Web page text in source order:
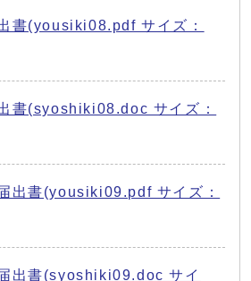
書(yousiki08.pdf サイズ：
書(syoshiki08.doc サイズ：
出書(yousiki09.pdf サイズ：
出書(syoshiki09.doc サイ